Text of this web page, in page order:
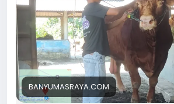
Sapi yang dipilih tersebut telah
seleksi ketat dengan standar
bobot minimal hingga kondisi
prima.Kepala Bidang Peternakan
Cilacap, Slamet Sugino,
melakukan penelusuran ke
sebelum akhirnya menetapkan sapi
Bunton sebagai pilihan utama.
BANYUMASRAYA.COM